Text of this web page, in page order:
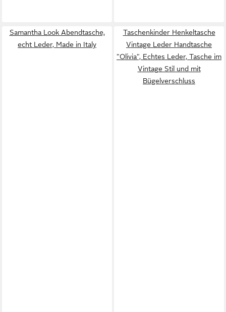
Samantha Look Abendtasche,
echt Leder, Made in Italy
Taschenkinder Henkeltasche
Vintage Leder Handtasche
"Olivia", Echtes Leder, Tasche im
Vintage Stil und mit
Bügelverschluss